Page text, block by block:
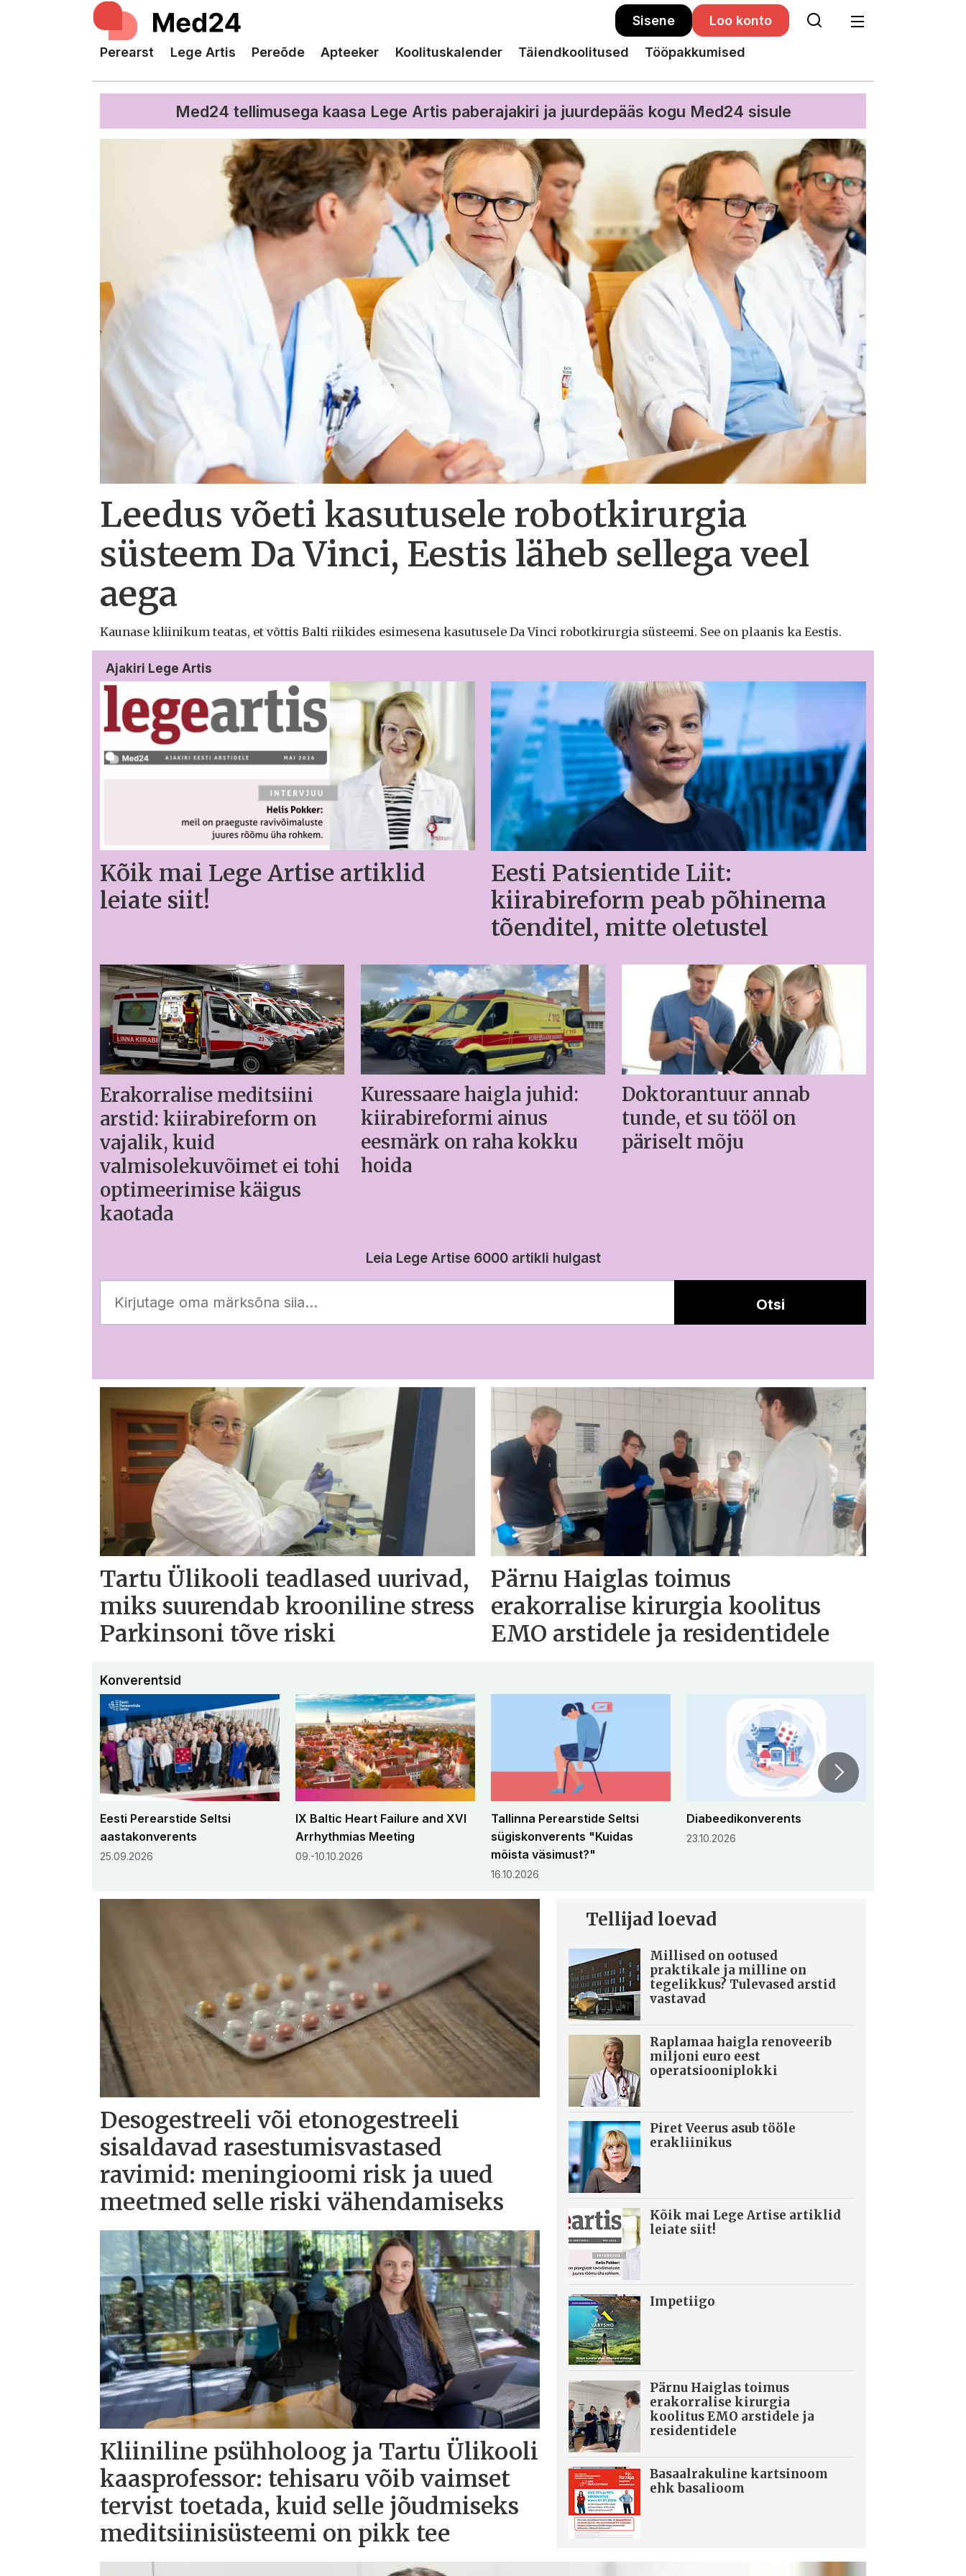
Sisene Loo konto
Perearst Lege Artis Pereõde Apteeker Koolituskalender Täiendkoolitused Tööpakkumised
Med24 tellimusega kaasa Lege Artis paberajakiri ja juurdepääs kogu Med24 sisule
Leedus võeti kasutusele robotkirurgia
süsteem Da Vinci, Eestis läheb sellega veel
aega
Kaunase kliinikum teatas, et võttis Balti riikides esimesena kasutusele Da Vinci robotkirurgia süsteemi. See on plaanis ka Eestis.
Ajakiri Lege Artis
Kõik mai Lege Artise artiklid
leiate siit!
Eesti Patsientide Liit:
kiirabireform peab põhinema
tõenditel, mitte oletustel
Erakorralise meditsiini
arstid: kiirabireform on
vajalik, kuid
valmisolekuvõimet ei tohi
optimeerimise käigus
kaotada
Kuressaare haigla juhid:
kiirabireformi ainus
eesmärk on raha kokku
hoida
Doktorantuur annab
tunde, et su tööl on
päriselt mõju
Leia Lege Artise 6000 artikli hulgast
Otsi
Tartu Ülikooli teadlased uurivad,
miks suurendab krooniline stress
Parkinsoni tõve riski
Pärnu Haiglas toimus
erakorralise kirurgia koolitus
EMO arstidele ja residentidele
Konverentsid
Eesti Perearstide Seltsi
aastakonverents
25.09.2026
IX Baltic Heart Failure and XVI
Arrhythmias Meeting
09.-10.10.2026
Tallinna Perearstide Seltsi
sügiskonverents "Kuidas
mõista väsimust?"
16.10.2026
Diabeedikonverents
23.10.2026
Desogestreeli või etonogestreeli
sisaldavad rasestumisvastased
ravimid: meningioomi risk ja uued
meetmed selle riski vähendamiseks
Kliiniline psühholoog ja Tartu Ülikooli
kaasprofessor: tehisaru võib vaimset
tervist toetada, kuid selle jõudmiseks
meditsiinisüsteemi on pikk tee
Tellijad loevad
Millised on ootused
praktikale ja milline on
tegelikkus? Tulevased arstid
vastavad
Raplamaa haigla renoveerib
miljoni euro eest
operatsiooniplokki
Piret Veerus asub tööle
erakliinikus
Kõik mai Lege Artise artiklid
leiate siit!
Impetiigo
Pärnu Haiglas toimus
erakorralise kirurgia
koolitus EMO arstidele ja
residentidele
Basaalrakuline kartsinoom
ehk basalioom